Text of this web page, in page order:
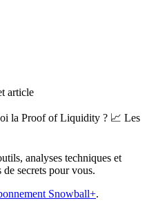
article
la Proof of Liquidity ? 📈 Les
analyses techniques et
secrets pour vous.
Snowball+.